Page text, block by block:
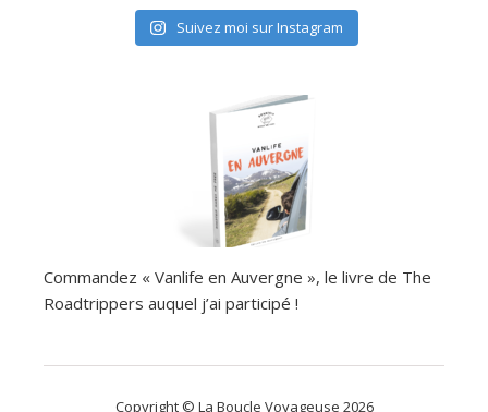
Suivez moi sur Instagram
Commandez « Vanlife en Auvergne », le livre de The
Roadtrippers auquel j’ai participé !
Copyright © La Boucle Voyageuse 2026